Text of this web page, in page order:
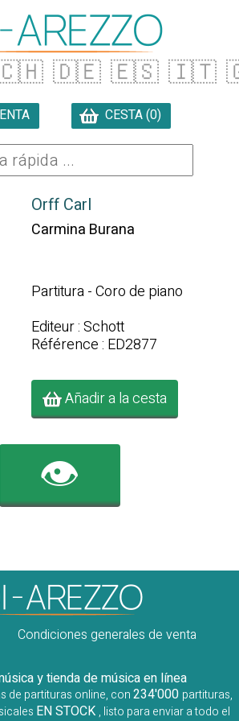
🇩🇪 🇪🇸 🇮🇹
CESTA (0)
Orff Carl
Carmina Burana
Partitura - Coro de piano
Editeur : Schott
Référence : ED2877
Añadir a la cesta
👁️
Condiciones generales de venta
y tienda de música en línea
de partituras online, con234'000 partituras,
EN STOCK , listo para enviar a todo el